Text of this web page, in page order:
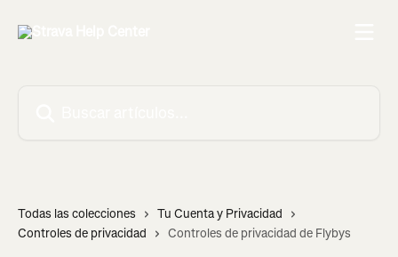
Todas las colecciones
Tu Cuenta y Privacidad
Controles de privacidad
Controles de privacidad de Flybys